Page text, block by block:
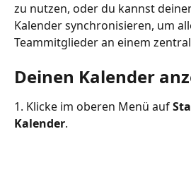
zu nutzen, oder du kannst
Kalender synchronisieren, um
Teammitglieder an einem
Deinen Kalender
1. Klicke im oberen Menü auf
Kalender.